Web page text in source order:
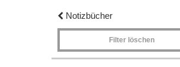
Notizbücher
Filter löschen